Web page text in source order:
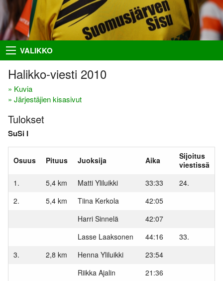
VALIKKO
Takaisin
Hiihto
Palloilu- ja yleisurheilu
Sisumaja
Suunnistus
Kalenteri
Menneitä
Takaisin
Riston Hölkkä
Ykkössuunnat
AIEMMAT
Salon Seudun Rastiviesti 2023
Karjalan Liiton
suunnistusmestaruuskilpailut
8.–9.8.2020
Varsinais-Suomen AM-yö
7.9.2018
Varsinais-Suomen AM-
Tulosarkisto
Takaisin
Kuvat
Puvut
SUUNNISTAJILLE
Ilmoittautumisohjeet
Irma
Netti-ilmo
Takaisin
Seuraesittely
Organisaatio
SEURAA MEITÄ
Facebook
Flickr
RSS
Halikko-viesti 2010
» Kuvia
» Järjestäjien kisasivut
Tulokset
SuSi I
Osuus Pituus Juoksija Aika
Sijoitus
viestissä
1.
5,4 km Matti Yliluikki 33:33
24.
2.
5,4 km Tiina Kerkola
42:05
Harri Sinnelä
42:07
Lasse Laaksonen
44:16
33.
3.
2,8 km Henna Yliluikki
23:54
Riikka Ajalin
21:36